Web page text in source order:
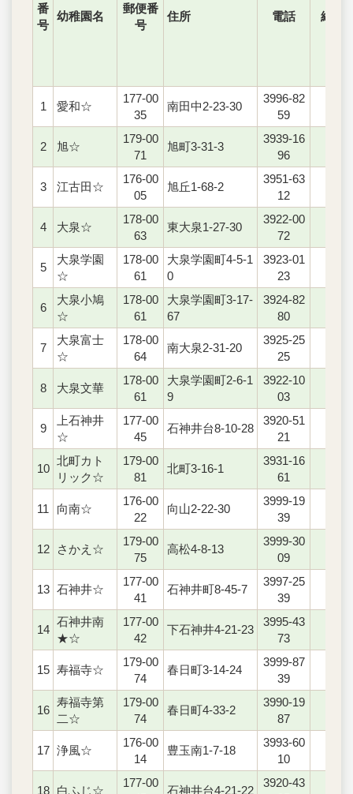
番
号
幼稚園名
郵便番
号
住所 電話 給食
1 愛和☆
177-00
35
南田中2-23-30
3996-82
59
2 旭☆
179-00
71
旭町3-31-3
3939-16
96
3 江古田☆
176-00
05
旭丘1-68-2
3951-63
12
4 大泉☆
178-00
63
東大泉1-27-30
3922-00
72
5
大泉学園
☆
178-00
61
大泉学園町4-5-1
0
3923-01
23
6
大泉小鳩
☆
178-00
61
大泉学園町3-17-
67
3924-82
80
7
大泉富士
☆
178-00
64
南大泉2-31-20
3925-25
25
8 大泉文華
178-00
61
大泉学園町2-6-1
9
3922-10
03
9
上石神井
☆
177-00
45
石神井台8-10-28
3920-51
21
10
北町カト
リック☆
179-00
81
北町3-16-1
3931-16
61
11 向南☆
176-00
22
向山2-22-30
3999-19
39
12 さかえ☆
179-00
75
高松4-8-13
3999-30
09
13 石神井☆
177-00
41
石神井町8-45-7
3997-25
39
14
石神井南
★☆
177-00
42
下石神井4-21-23
3995-43
73
15 寿福寺☆
179-00
74
春日町3-14-24
3999-87
39
16
寿福寺第
二☆
179-00
74
春日町4-33-2
3990-19
87
17 浄風☆
176-00
14
豊玉南1-7-18
3993-60
10
18 白ふじ☆
177-00
石神井台4-21-22
3920-43